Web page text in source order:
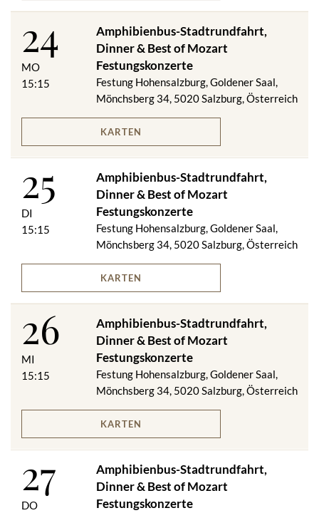
24
MO
15:15
Amphibienbus-Stadtrundfahrt,
Dinner & Best of Mozart
Festungskonzerte
Festung Hohensalzburg, Goldener Saal,
Mönchsberg 34, 5020 Salzburg, Österreich
KARTEN
25
DI
15:15
Amphibienbus-Stadtrundfahrt,
Dinner & Best of Mozart
Festungskonzerte
Festung Hohensalzburg, Goldener Saal,
Mönchsberg 34, 5020 Salzburg, Österreich
KARTEN
26
MI
15:15
Amphibienbus-Stadtrundfahrt,
Dinner & Best of Mozart
Festungskonzerte
Festung Hohensalzburg, Goldener Saal,
Mönchsberg 34, 5020 Salzburg, Österreich
KARTEN
27
DO
Amphibienbus-Stadtrundfahrt,
Dinner & Best of Mozart
Festungskonzerte